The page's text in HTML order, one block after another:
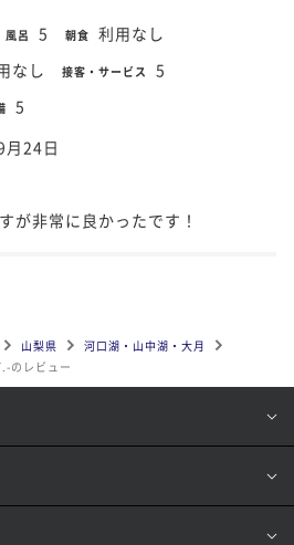
風呂 5 朝食 利用なし
なし 接客・サービス 5
5
24日
が非常に良かったです！
山梨県
河口湖・山中湖・大月
のレビュー